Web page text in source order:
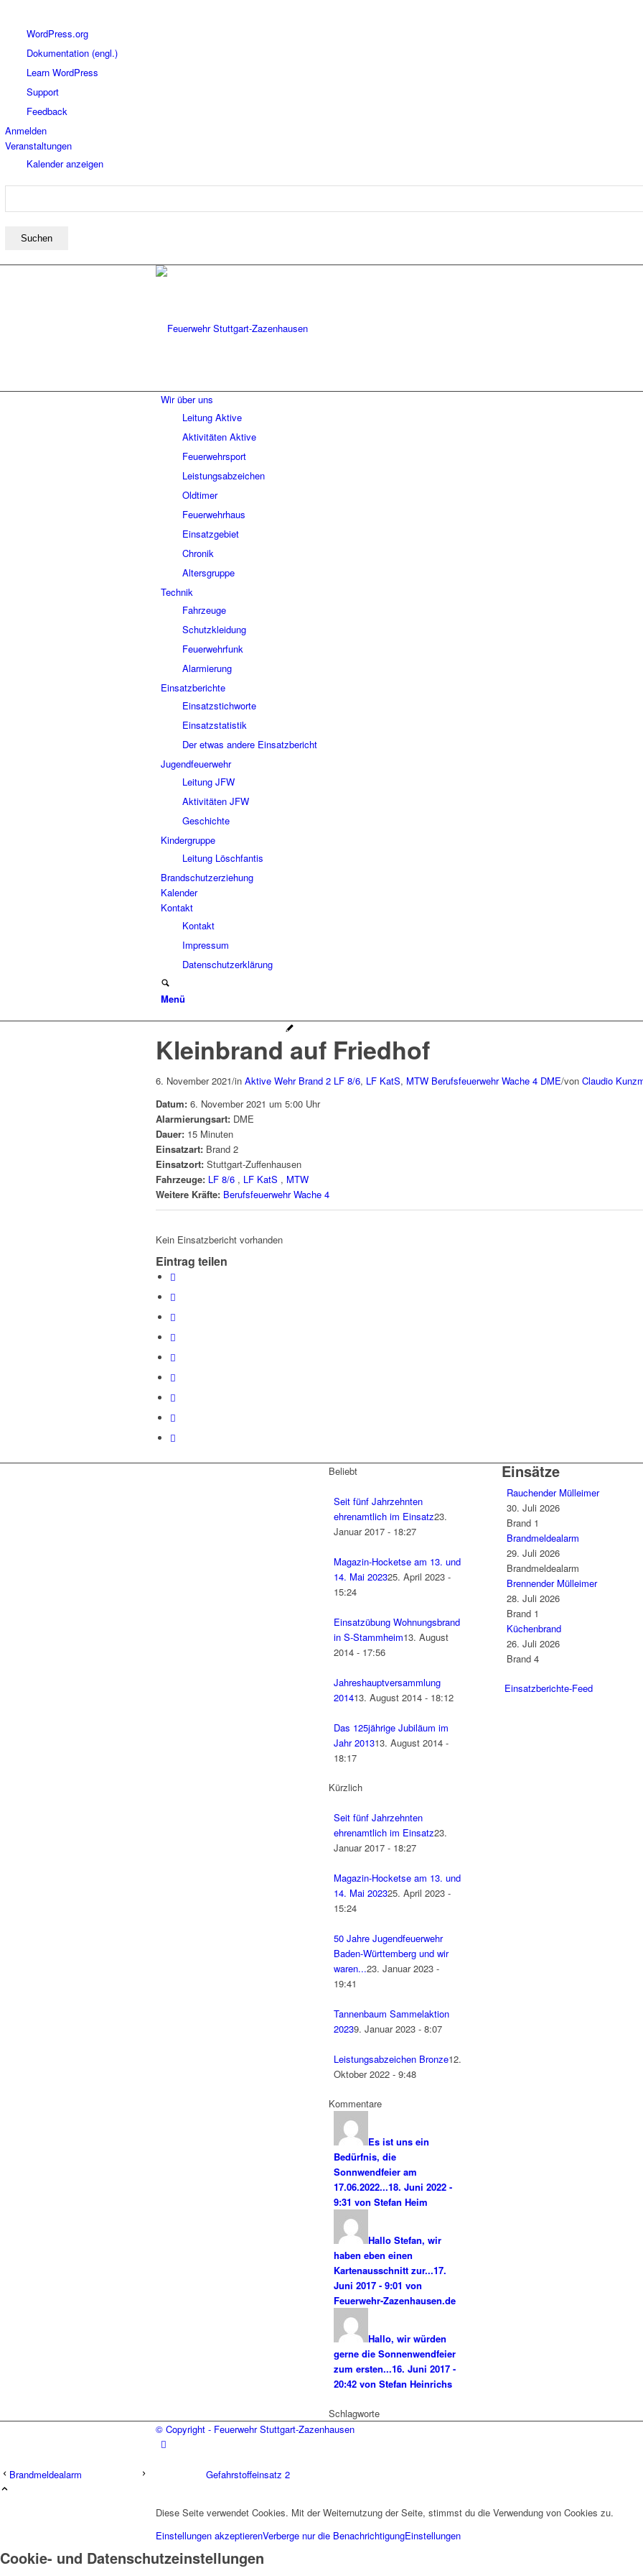
WordPress
WordPress.org
Dokumentation (engl.)
Learn WordPress
Support
Feedback
Anmelden
Veranstaltungen
Kalender anzeigen
Suchen
Wir über uns
Leitung Aktive
Aktivitäten Aktive
Feuerwehrsport
Leistungsabzeichen
Oldtimer
Feuerwehrhaus
Einsatzgebiet
Chronik
Altersgruppe
Technik
Fahrzeuge
Schutzkleidung
Feuerwehrfunk
Alarmierung
Einsatzberichte
Einsatzstichworte
Einsatzstatistik
Der etwas andere Einsatzbericht
Jugendfeuerwehr
Leitung JFW
Aktivitäten JFW
Geschichte
Kindergruppe
Leitung Löschfantis
Brandschutzerziehung
Kalender
Kontakt
Kontakt
Impressum
Datenschutzerklärung
Menü
Kleinbrand auf Friedhof
6. November 2021/in Aktive Wehr Brand 2 LF 8/6, LF KatS, MTW Berufsfeuerwehr Wache 4 DME/von Claudio
Datum: 6. November 2021 um 5:00 Uhr
Alarmierungsart: DME
Dauer: 15 Minuten
Einsatzart: Brand 2
Einsatzort: Stuttgart-Zuffenhausen
Fahrzeuge: LF 8/6 , LF KatS , MTW
Weitere Kräfte: Berufsfeuerwehr Wache 4
Kein Einsatzbericht vorhanden
Eintrag teilen
Beliebt
Seit fünf Jahrzehnten
ehrenamtlich im Einsatz23.
Januar 2017 - 18:27
Magazin-Hocketse am 13. und
14. Mai 202325. April 2023 -
15:24
Einsatzübung Wohnungsbrand
in S-Stammheim13. August
2014 - 17:56
Jahreshauptversammlung
201413. August 2014 - 18:12
Das 125jährige Jubiläum im
Jahr 201313. August 2014 -
18:17
Kürzlich
Seit fünf Jahrzehnten
ehrenamtlich im Einsatz23.
Januar 2017 - 18:27
Magazin-Hocketse am 13. und
14. Mai 202325. April 2023 -
15:24
50 Jahre Jugendfeuerwehr
Baden-Württemberg und wir
waren...23. Januar 2023 -
19:41
Tannenbaum Sammelaktion
20239. Januar 2023 - 8:07
Leistungsabzeichen Bronze12.
Oktober 2022 - 9:48
Kommentare
Es ist uns ein
Bedürfnis, die
Sonnwendfeier am
17.06.2022...18. Juni 2022 -
9:31 von Stefan Heim
Hallo Stefan, wir
haben eben einen
Kartenausschnitt zur...17.
Juni 2017 - 9:01 von
Feuerwehr-Zazenhausen.de
Hallo, wir würden
gerne die Sonnenwendfeier
zum ersten...16. Juni 2017 -
20:42 von Stefan Heinrichs
Schlagworte
Einsätze
Rauchender Mülleimer
30. Juli 2026
Brand 1
Brandmeldealarm
29. Juli 2026
Brandmeldealarm
Brennender Mülleimer
28. Juli 2026
Brand 1
Küchenbrand
26. Juli 2026
Brand 4
Einsatzberichte-Feed
© Copyright - Feuerwehr Stuttgart-Zazenhausen
Brandmeldealarm Gefahrstoffeinsatz 2
Diese Seite verwendet Cookies. Mit der Weiternutzung der Seite, stimmst du die Verwendung von Cookies zu.
Einstellungen akzeptierenVerberge nur die BenachrichtigungEinstellungen
Cookie- und Datenschutzeinstellungen